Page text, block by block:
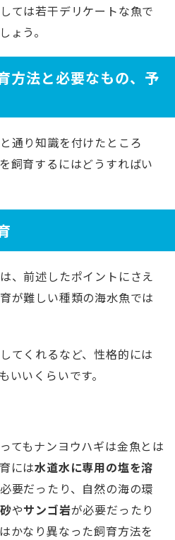
ては若干デリケートな魚で
ょう。
方法と必要なもの、予
通り知識を付けたところ
飼育するにはどうすればい
、前述したポイントにさえ
が難しい種類の海水魚では
てくれるなど、性格的には
いいくらいです。
てもナンヨウハギは金魚とは
には水道水に専用の塩を溶
要だったり、自然の海の環
やサンゴ岩が必要だったり
かなり異なった飼育方法を